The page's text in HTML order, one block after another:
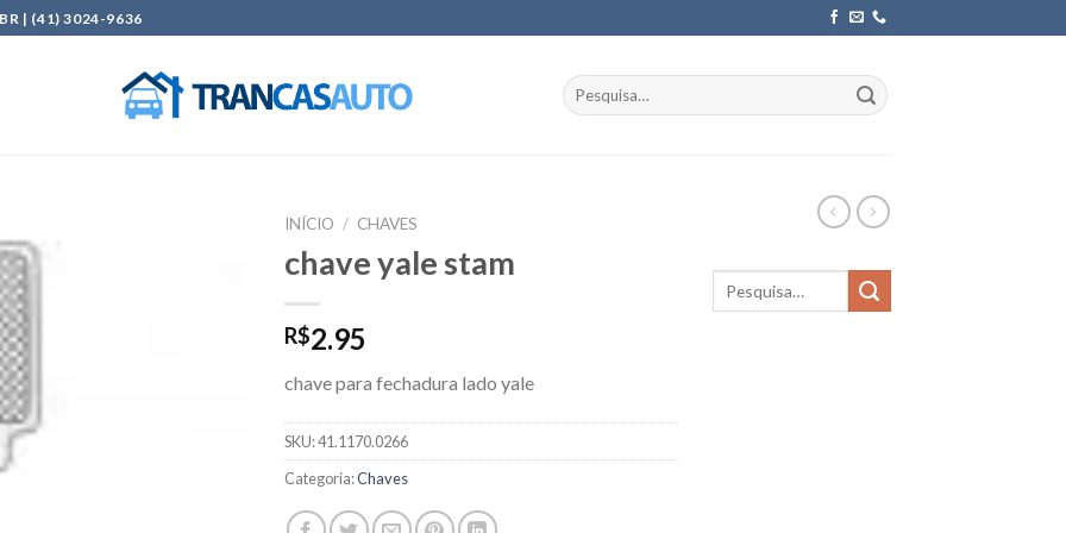
| (41) 3024-9636
Pesquisar
por:
INÍCIO / CHAVES
chave yale stam
R$2.95
chave para fechadura lado yale
SKU:41.1170.0266
Categoria:Chaves